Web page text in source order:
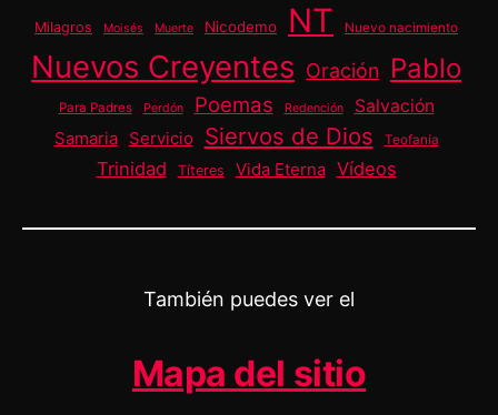
Milagros Moisés Muerte Nicodemo NT Nuevo nacimiento
Nuevos Creyentes Oración Pablo
Para Padres Perdón Poemas Redención
Salvación
Samaria
Servicio Siervos de Dios Teofanía
Trinidad Títeres Vida Eterna Vídeos
También puedes ver el
Mapa del sitio